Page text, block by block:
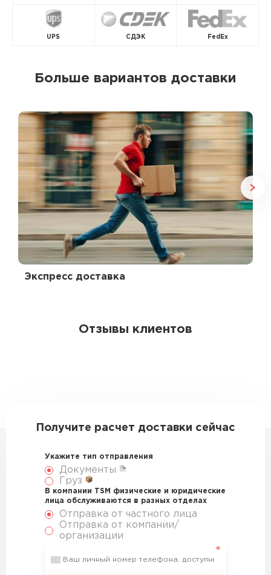
UPS СДЭК FedEx
Больше вариантов доставки
Экспресс доставка
Отзывы клиентов
Получите расчет доставки сейчас
Укажите тип отправления
Документы
Груз
В компании TSM физические и юридические
лица обслуживаются в разных отделах
Отправка от частного лица
Отправка от компании/
организации